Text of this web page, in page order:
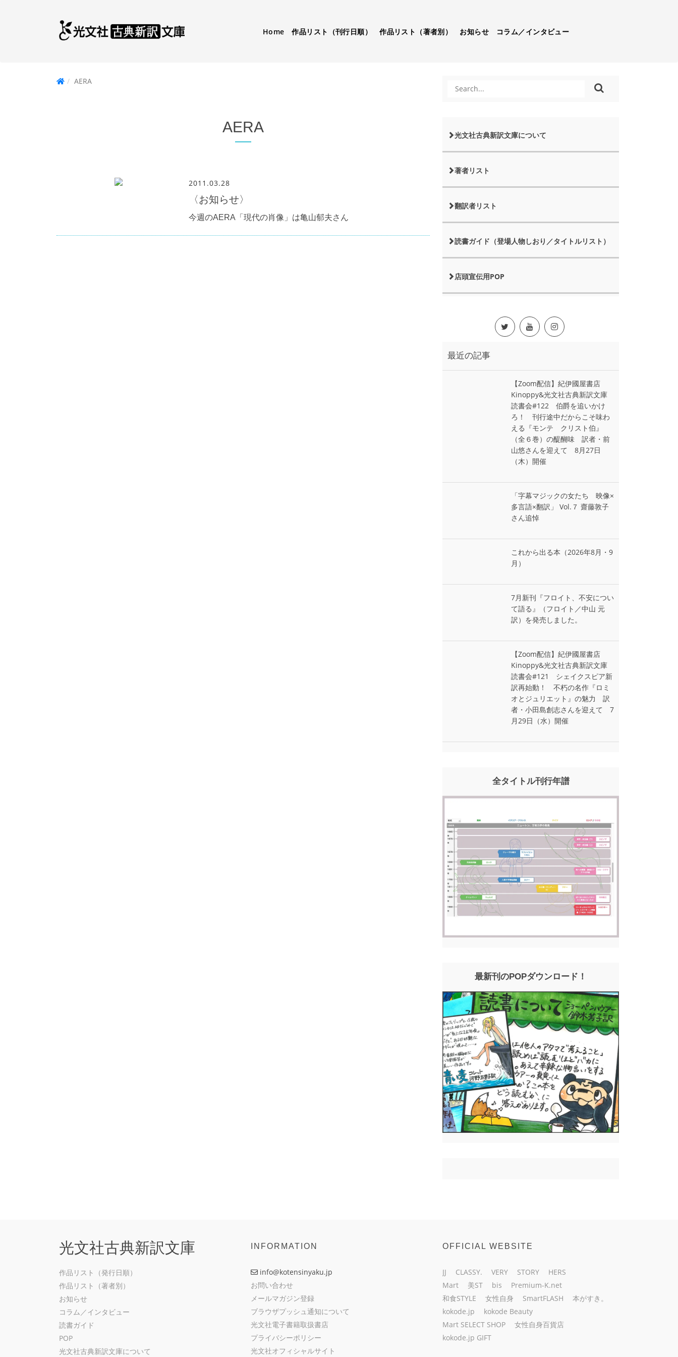
Home 作品リスト（刊行日順） 作品リスト（著者別） お知らせ コラム／インタビュー
AERA
AERA
2011.03.28
〈お知らせ〉
今週のAERA「現代の肖像」は亀山郁夫さん
光文社古典新訳文庫について
著者リスト
翻訳者リスト
読書ガイド（登場人物しおり／タイトルリスト）
店頭宣伝用POP
最近の記事
【Zoom配信】紀伊國屋書店
Kinoppy&光文社古典新訳文庫
読書会#122 伯爵を追いかけ
ろ！ 刊行途中だからこそ味わ
える『モンテ゠クリスト伯』
（全６巻）の醍醐味 訳者・前
山悠さんを迎えて 8月27日
（木）開催
「字幕マジックの女たち 映像×
多言語×翻訳」 Vol.７ 齋藤敦子
さん追悼
これから出る本（2026年8月・9
月）
7月新刊『フロイト、不安につい
て語る』（フロイト／中山 元
訳）を発売しました。
【Zoom配信】紀伊國屋書店
Kinoppy&光文社古典新訳文庫
読書会#121 シェイクスピア新
訳再始動！ 不朽の名作『ロミ
オとジュリエット』の魅力 訳
者・小田島創志さんを迎えて 7
月29日（水）開催
全タイトル刊行年譜
最新刊のPOPダウンロード！
光文社古典新訳文庫
作品リスト（発行日順）
作品リスト（著者別）
お知らせ
コラム／インタビュー
読書ガイド
POP
光文社古典新訳文庫について
INFORMATION
info@kotensinyaku.jp
お問い合わせ
メールマガジン登録
ブラウザプッシュ通知について
光文社電子書籍取扱書店
プライバシーポリシー
光文社オフィシャルサイト
OFFICIAL WEBSITE
JJ CLASSY. VERY STORY
HERS
Mart
美ST bis
Premium-K.net
和食STYLE
女性自身 SmartFLASH
本がすき。
kokode.jp
kokode Beauty
Mart SELECT SHOP
女性自身百貨店
kokode.jp GIFT